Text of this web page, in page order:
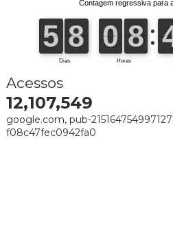
Acessos
12,107,549
google.com, pub-
f08c47fec0942fa0